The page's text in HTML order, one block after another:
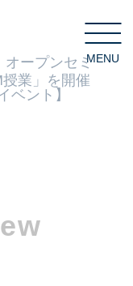
MENU
オープンセミ
業」を開催
ベント】